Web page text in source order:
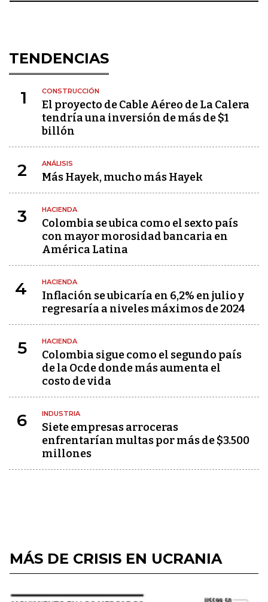
TENDENCIAS
1 CONSTRUCCIÓN
El proyecto de Cable Aéreo de La Calera
tendría una inversión de más de $1
billón
2 ANÁLISIS
Más Hayek, mucho más Hayek
3 HACIENDA
Colombia se ubica como el sexto país
con mayor morosidad bancaria en
América Latina
4 HACIENDA
Inflación se ubicaría en 6,2% en julio y
regresaría a niveles máximos de 2024
5 HACIENDA
Colombia sigue como el segundo país
de la Ocde donde más aumenta el
costo de vida
6 INDUSTRIA
Siete empresas arroceras
enfrentarían multas por más de $3.500
millones
MÁS DE CRISIS EN UCRANIA